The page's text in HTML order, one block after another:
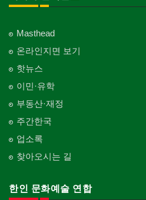
Masthead
온라인지면 보기
핫뉴스
이민·유학
부동산·재정
주간한국
업소록
찾아오시는 길
한인 문화예술 연합